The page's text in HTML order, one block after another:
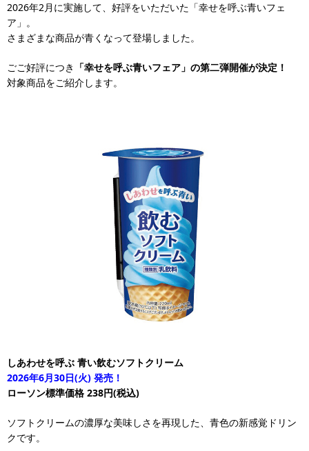
2026年2月に実施して、好評をいただいた「幸せを呼ぶ青いフェ
ア」。
さまざまな商品が青くなって登場しました。
ごご好評につき 「幸せを呼ぶ青いフェア」の第二弾開催が決定！
対象商品をご紹介します。
しあわせを呼ぶ 青い飲むソフトクリーム
2026年6月30日(火) 発売！
ローソン標準価格 238円(税込)
ソフトクリームの濃厚な美味しさを再現した、青色の新感覚ドリン
クです。